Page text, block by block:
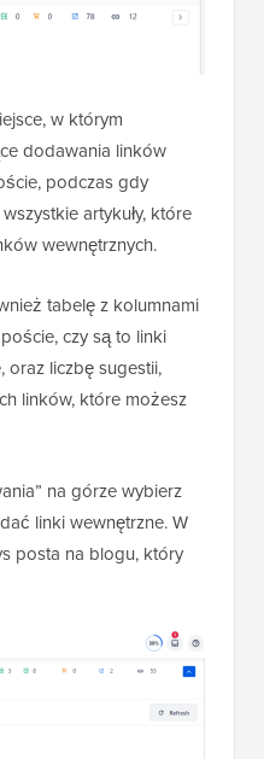
w którym
dodawania linków
podczas gdy
artykuły, które
wewnętrznych.
tabelę z kolumnami
czy są to linki
oraz liczbę sugestii,
linków, które możesz
na górze wybierz
linki wewnętrzne. W
posta na blogu, który